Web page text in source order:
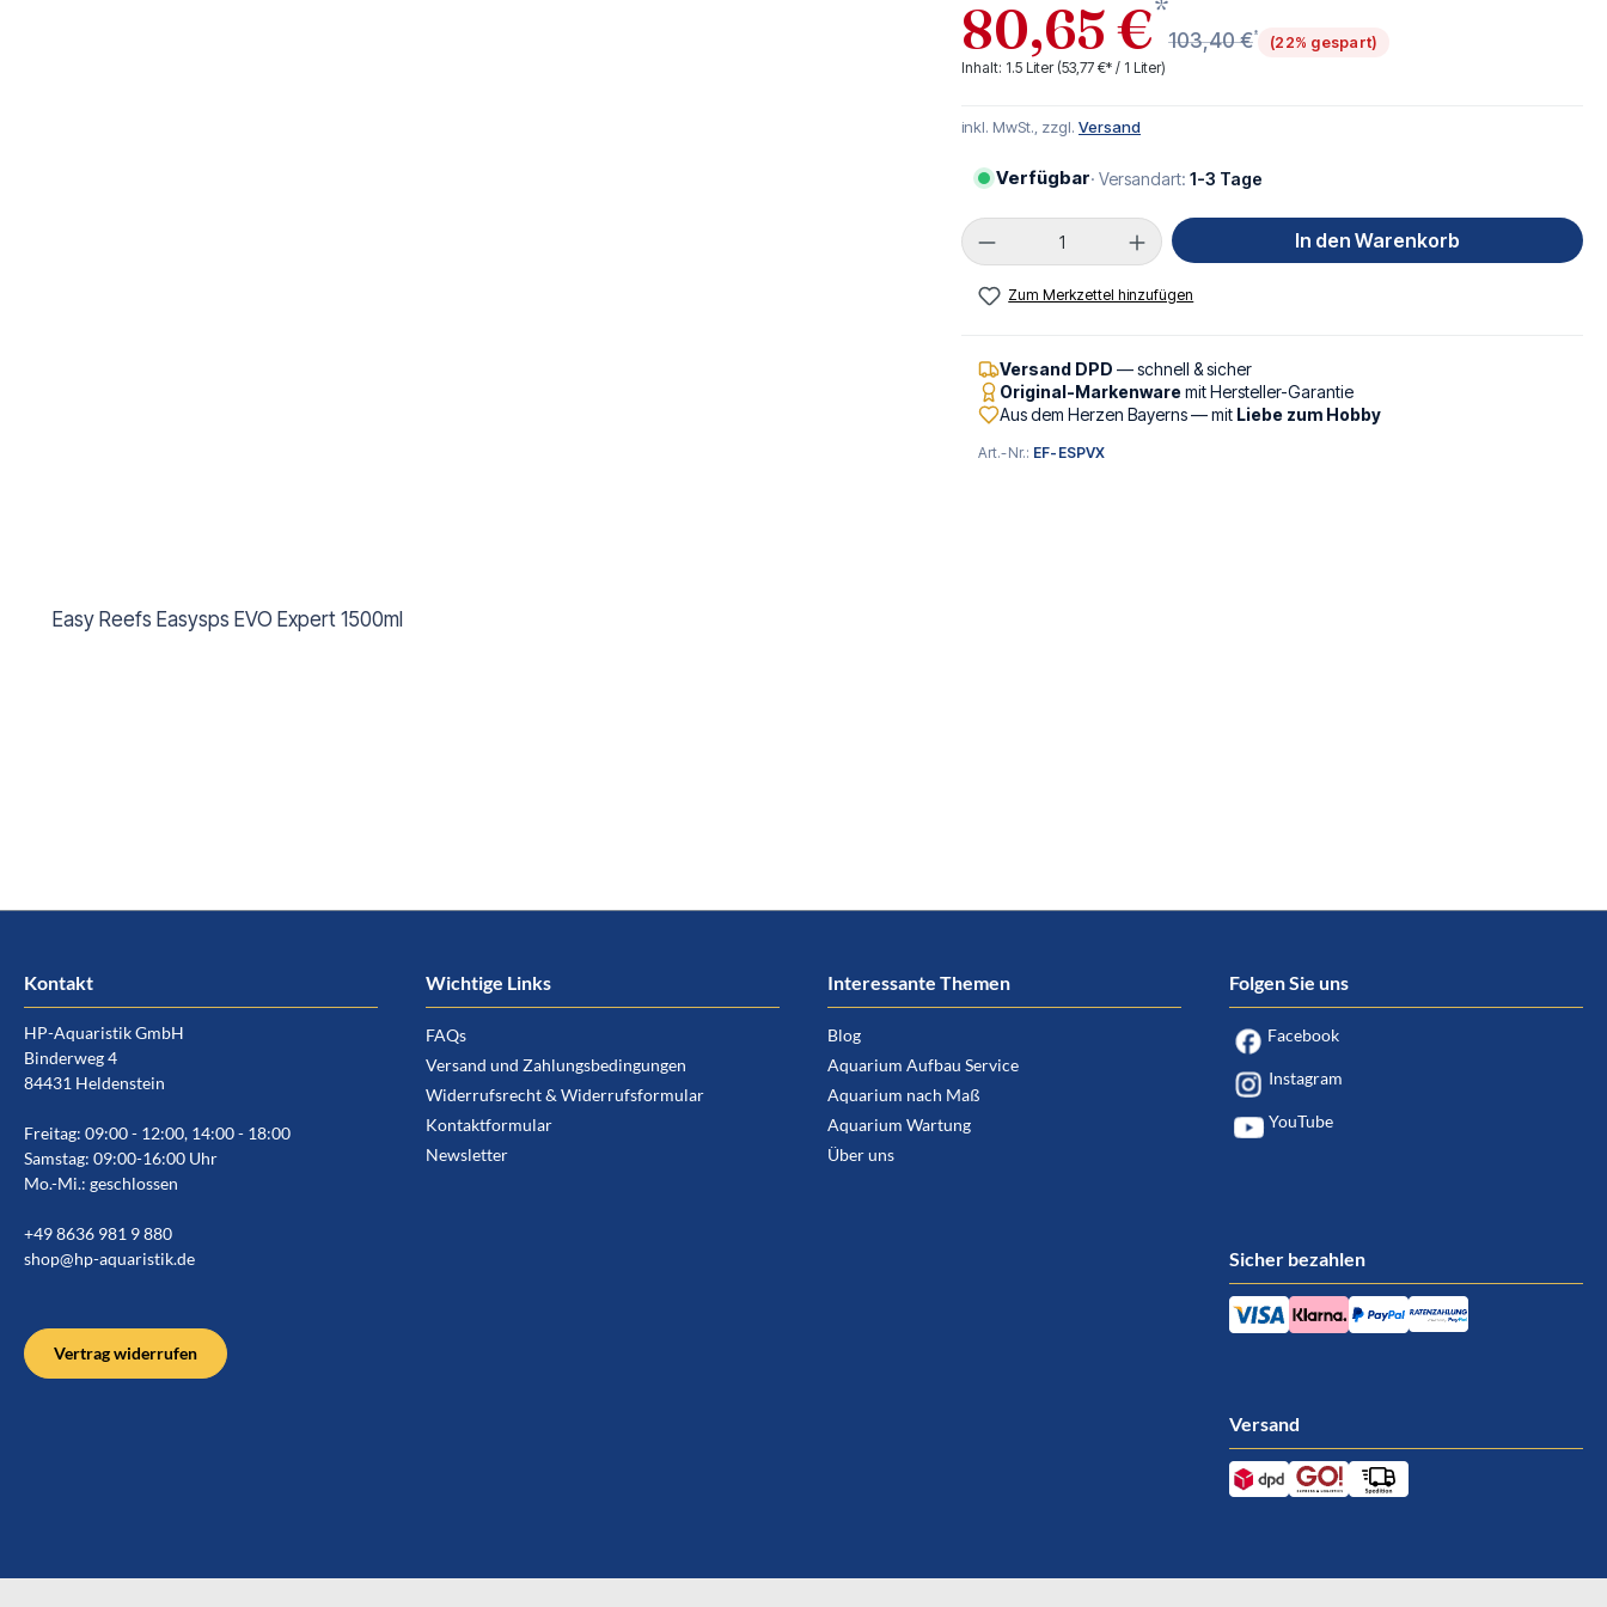
80,65 €*
103,40 €*
(22% gespart)
Inhalt: 1.5 Liter (53,77 €* / 1 Liter)
inkl. MwSt., zzgl. Versand
Verfügbar· Versandart: 1-3 Tage
Produkt Anzahl: Gib den gewünschten Wert ein
In den Warenkorb
Zum Merkzettel hinzufügen
Versand DPD — schnell & sicher
Original-Markenwaremit Hersteller-Garantie
Aus dem Herzen Bayerns — mit Liebe zum Hobby
Art.-Nr.: EF-ESPVX
Easy Reefs Easysps EVO Expert 1500ml
Kontakt
HP-Aquaristik GmbH
Binderweg 4
84431 Heldenstein
Freitag: 09:00 - 12:00, 14:00 - 18:00
Samstag: 09:00-16:00 Uhr
Mo.-Mi.: geschlossen
+49 8636 981 9 880
shop@hp-aquaristik.de
Vertrag widerrufen
Wichtige Links
FAQs
Versand und Zahlungsbedingungen
Widerrufsrecht & Widerrufsformular
Kontaktformular
Newsletter
Interessante Themen
Blog
Aquarium Aufbau Service
Aquarium nach Maß
Aquarium Wartung
Über uns
Folgen Sie uns
Facebook
Instagram
YouTube
Sicher bezahlen
Versand